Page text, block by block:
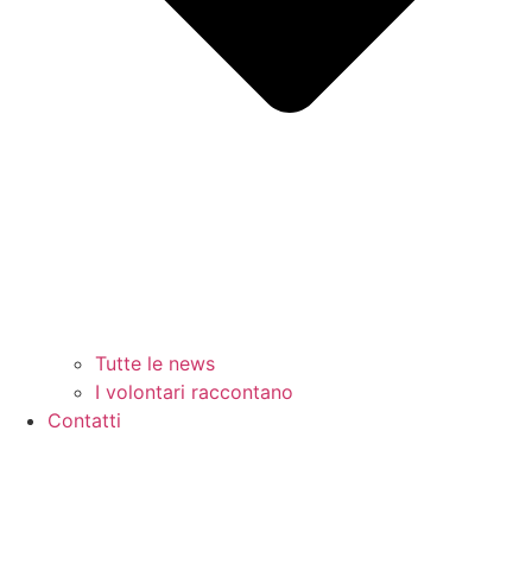
Tutte le news
I volontari raccontano
Contatti